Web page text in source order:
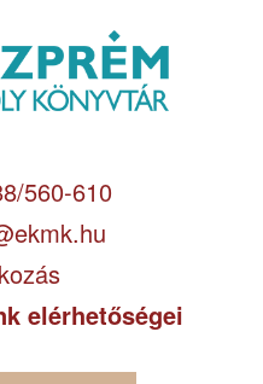
560-610
elérhetőségei